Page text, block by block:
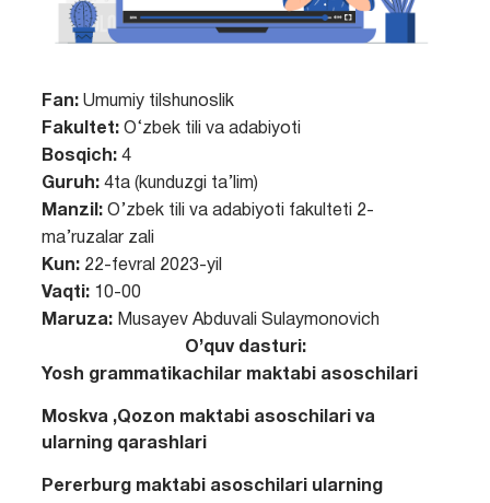
Fan: Umumiy tilshunoslik
Fakultet:O‘zbek tili va adabiyoti
Bosqich:4
Guruh:4ta (kunduzgi ta’lim)
Manzil:O’zbek tili va adabiyoti fakulteti 2-
ma’ruzalar zali
Kun: 22-fevral 2023-yil
Vaqti:10-00
Maruza:Musayev Abduvali Sulaymonovich
O’quv dasturi:
Yosh grammatikachilar maktabi asoschilari
Moskva ,Qozon maktabi asoschilari va
ularning qarashlari
Pererburg maktabi asoschilari ularning